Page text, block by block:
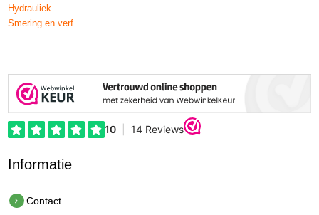
Hydrauliek
Smering en verf
Informatie
Contact